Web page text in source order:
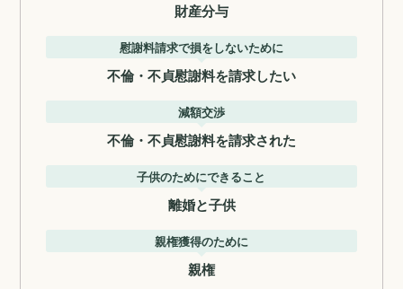
財産分与
慰謝料請求で損をしないために
不倫・不貞慰謝料を請求したい
減額交渉
不倫・不貞慰謝料を請求された
子供のためにできること
離婚と子供
親権獲得のために
親権